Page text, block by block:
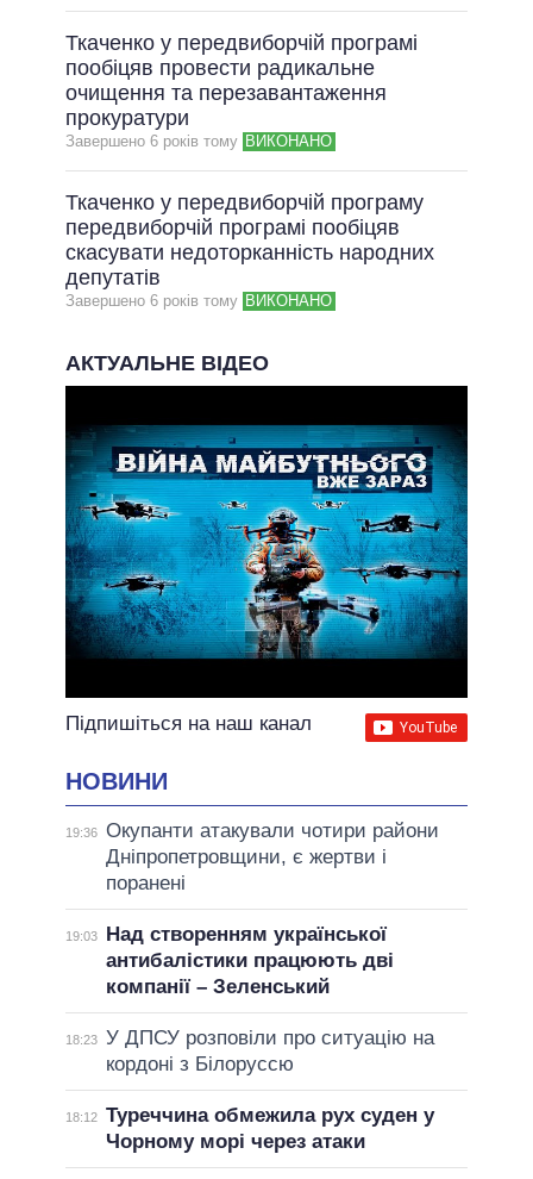
Ткаченко у передвиборчій програмі
пообіцяв провести радикальне
очищення та перезавантаження
прокуратури
Завершено 6 рокiв тому ВИКОНАНО
Ткаченко у передвиборчій програму
передвиборчій програмі пообіцяв
скасувати недоторканність народних
депутатів
Завершено 6 рокiв тому ВИКОНАНО
АКТУАЛЬНЕ ВІДЕО
Підпишіться на наш канал
НОВИНИ
19:36 Окупанти атакували чотири райони
Дніпропетровщини, є жертви і
поранені
19:03
Над створенням української
антибалістики працюють дві
компанії – Зеленський
18:23 У ДПСУ розповіли про ситуацію на
кордоні з Білоруссю
18:12 Туреччина обмежила рух суден у
Чорному морі через атаки